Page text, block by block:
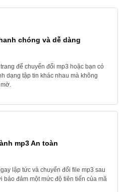
chóng và dễ dàng
để chuyển đổi mp3 hoặc bạn có
dạng tập tin khác nhau mà không
mp3 An toàn
lập tức và chuyển đổi file mp3 sau
bảo đảm một mức độ tiên tiến của mã